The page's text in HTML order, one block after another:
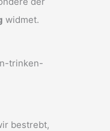
widmet.
bestrebt,